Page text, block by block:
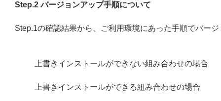
Step.2 バージョンアップ手順について
Step.1の確認結果から、ご利用環境にあった手順でバー
上書きインストールができない組み合わせの場合
上書きインストールができる組み合わせの場合